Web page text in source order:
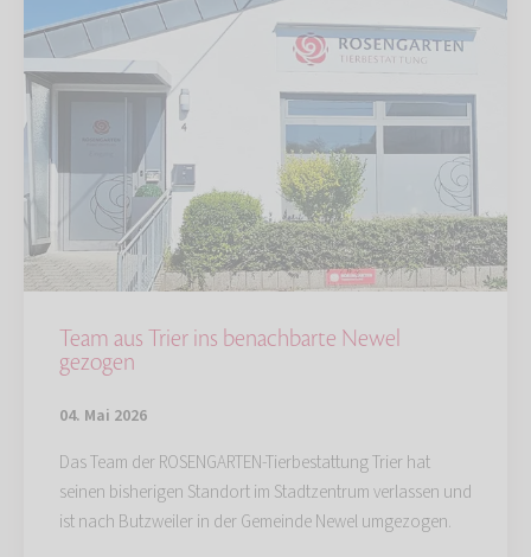
Team aus Trier ins benachbarte Newel
gezogen
04. Mai 2026
Das Team der ROSENGARTEN-Tierbestattung Trier hat
seinen bisherigen Standort im Stadtzentrum verlassen und
ist nach Butzweiler in der Gemeinde Newel umgezogen.